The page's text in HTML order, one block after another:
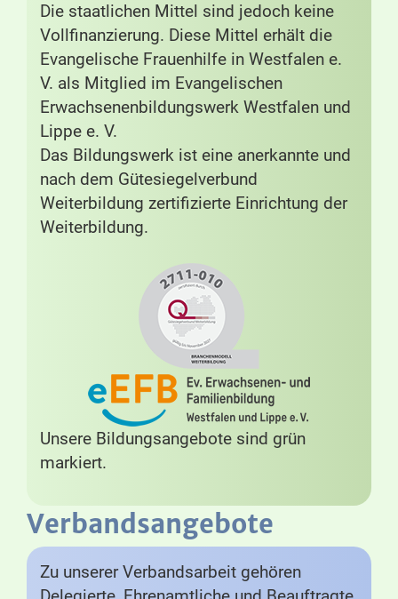
Die staatlichen Mittel sind jedoch keine
Vollfinanzierung. Diese Mittel erhält die
Evangelische Frauenhilfe in Westfalen e.
V. als Mitglied im Evangelischen
Erwachsenenbildungswerk Westfalen und
Lippe e. V.
Das Bildungswerk ist eine anerkannte und
nach dem Gütesiegelverbund
Weiterbildung zertifizierte Einrichtung der
Weiterbildung.
Unsere Bildungsangebote sind grün
markiert.
Verbandsangebote
Zu unserer Verbandsarbeit gehören